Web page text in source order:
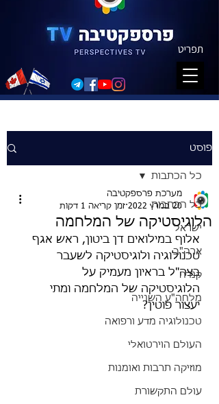
תפריט
פוסט
כל הכתבות
ישראל
ארה"ב
קנדה
מלחה"ע השנייה
טכנולוגיה מדע ורפואה
העולם הוירטואלי
מוזיקה תרבות ואומנות
עולם התקשורת
כל הכתבות
הלוגיסטיקה של המלחמה
מערכת פרספקטיבה
20 במרץ 2022
זמן קריאה 1 דקות
אלוף במילואים דן ביטון, ראש אגף
טכנולוגיה ולוגיסטיקה לשעבר
בצה"ל בראיון מעמיק על
הלוגיסטיקה של המלחמה ומתי
יעצור פוטין?